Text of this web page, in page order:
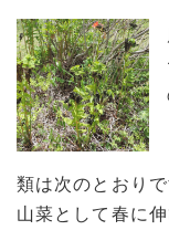
類は次のとおり
山菜として春に